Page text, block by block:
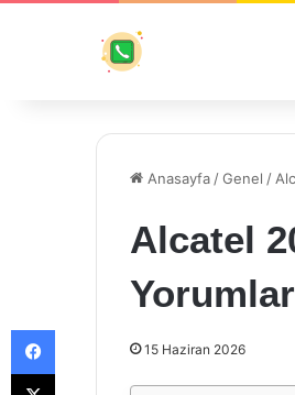
Anasayfa /Genel /
Alcatel
15 Haziran 2026
Facebook
X